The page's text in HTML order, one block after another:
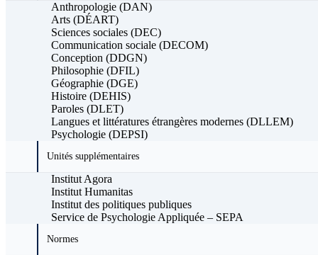
Anthropologie (DAN)
Arts (DÉART)
Sciences sociales (DEC)
Communication sociale (DECOM)
Conception (DDGN)
Philosophie (DFIL)
Géographie (DGE)
Histoire (DEHIS)
Paroles (DLET)
Langues et littératures étrangères modernes (DLLEM)
Psychologie (DEPSI)
Unités supplémentaires
Institut Agora
Institut Humanitas
Institut des politiques publiques
Service de Psychologie Appliquée – SEPA
Normes